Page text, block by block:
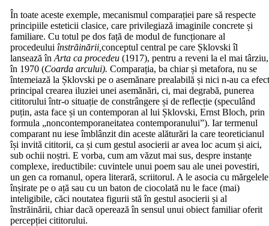
În toate aceste exemple, mecanismul comparației pare să respecte
principiile esteticii clasice, care privilegiază imaginile concrete și
familiare. Cu totul pe dos față de modul de funcționare al
procedeuluiînstrăinării,conceptul central pe care Șklovski îl
lansează înArta ca procedeu(1917), pentru a reveni la el mai târziu,
în 1970 (Coarda arcului). Comparația, ba chiar și metafora, nu se
întemeiază la Șklovski pe o asemănare prealabilă și nici n-au ca
principal crearea iluziei unei asemănări, ci, mai degrabă, punerea
cititorului într-o situație de constrângere și de reflecție (speculând
puțin, asta face și un contemporan al lui Șklovski, Ernst Bloch, prin
formula „noncontemporaneitatea contemporanului”). Iar termenul
comparant nu iese îmblânzit din aceste alăturări la care teoreticianul
își invită cititorii, ca și cum gestul asocierii ar avea loc acum și aici,
sub ochii noștri. E vorba, cum am văzut mai sus, despre instanțe
complexe, ireductibile: cuvintele unui poem sau ale unei povestiri,
un gen ca romanul, opera literară, scriitorul. A le asocia cu mărgelele
înșirate pe o ață sau cu un baton de ciocolată nu le face (mai)
inteligibile, căci noutatea figurii stă în gestul asocierii și al
înstrăinării, chiar dacă operează în sensul unui obiect familiar oferit
percepției cititorului.